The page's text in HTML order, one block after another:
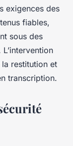
exigences des
fiables,
sous des
restitution et
transcription.